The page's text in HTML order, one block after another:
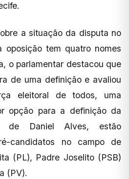
a situação da disputa no
oposição tem quatro nomes
o parlamentar destacou que
de uma definição e avaliou
eleitoral de todos, uma
opção para a definição da
de Daniel Alves, estão
candidatos no campo de
(PL), Padre Joselito (PSB)
(PV).